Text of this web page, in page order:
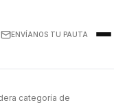
ENVÍANOS TU PAUTA
categoría de